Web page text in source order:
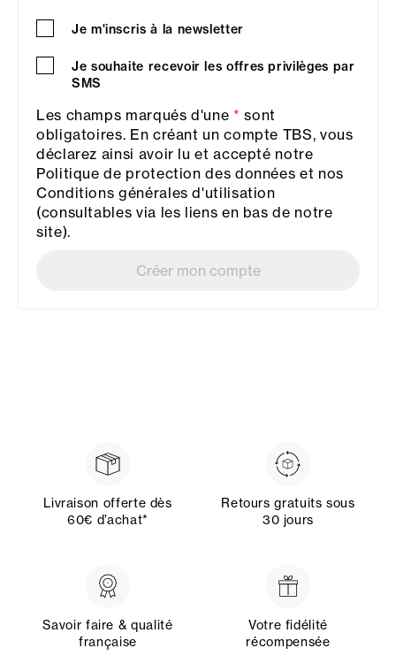
Je m'inscris à la newsletter
Je souhaite recevoir les offres privilèges par
SMS
Les champs marqués d'une * sont
obligatoires. En créant un compte TBS, vous
déclarez ainsi avoir lu et accepté notre
Politique de protection des données et nos
Conditions générales d'utilisation
(consultables via les liens en bas de notre
site).
Créer mon compte
Livraison offerte dès
60€ d’achat*
Retours gratuits sous
30 jours
Savoir faire & qualité
française
Votre fidélité
récompensée